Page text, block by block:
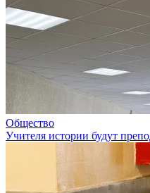
Общество
Учителя истории будут